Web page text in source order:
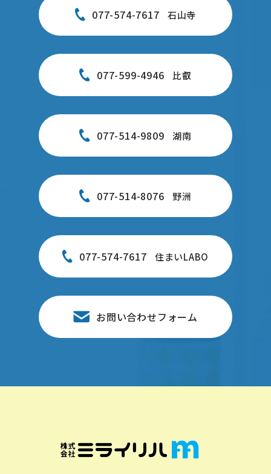
077-574-7617 石山寺
077-599-4946 比叡
077-514-9809 湖南
077-514-8076 野洲
077-574-7617 住まいLABO
お問い合わせフォーム